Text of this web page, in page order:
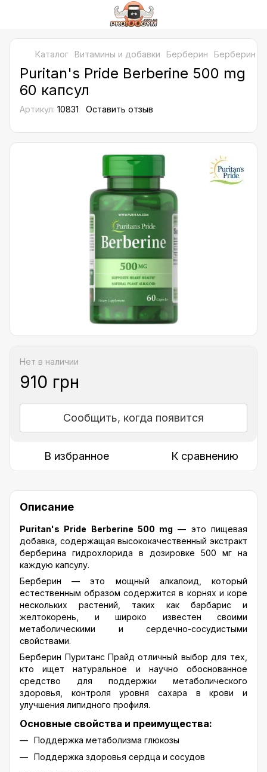
Каталог Витамины и добавки Берберин Берберин
Puritan's Pride Berberine 500 mg
60 капсул
Артикул: 10831 Оставить отзыв
Нет в наличии
910 грн
Сообщить, когда появится
В избранное К сравнению
Описание
Puritan's Pride Berberine 500 mg — это пищевая
добавка, содержащая высококачественный экстракт
берберина гидрохлорида в дозировке 500 мг на
каждую капсулу.
Берберин — это мощный алкалоид, который
естественным образом содержится в корнях и коре
нескольких растений, таких как барбарис и
желтокорень, и широко известен своими
метаболическими и сердечно-сосудистыми
свойствами.
Берберин Пуританс Прайд отличный выбор для тех,
кто ищет натуральное и научно обоснованное
средство для поддержки метаболического
здоровья, контроля уровня сахара в крови и
улучшения липидного профиля.
Основные свойства и преимущества:
Поддержка метаболизма глюкозы
Поддержка здоровья сердца и сосудов